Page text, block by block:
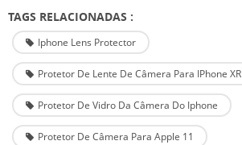
TAGS RELACIONADAS :
Iphone Lens Protector
Protetor De Lente De Câmera Para IPhone XR
Protetor De Vidro Da Câmera Do Iphone
Protetor De Câmera Para Apple 11